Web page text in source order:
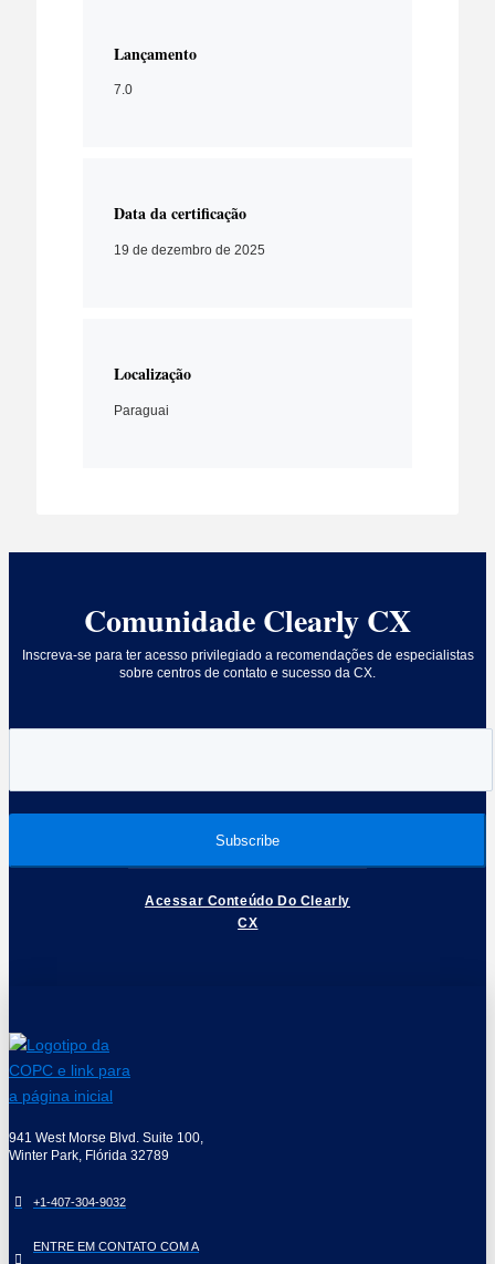
Lançamento
7.0
Data da certificação
19 de dezembro de 2025
Localização
Paraguai
Comunidade Clearly CX
Inscreva-se para ter acesso privilegiado a recomendações de especialistas
sobre centros de contato e sucesso da CX.
Acessar Conteúdo Do Clearly
CX
941 West Morse Blvd. Suite 100,
Winter Park, Flórida 32789
+1-407-304-9032
ENTRE EM CONTATO COM A